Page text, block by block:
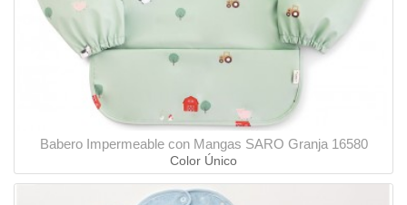
Babero Impermeable con Mangas SARO Granja 16580
Color Único